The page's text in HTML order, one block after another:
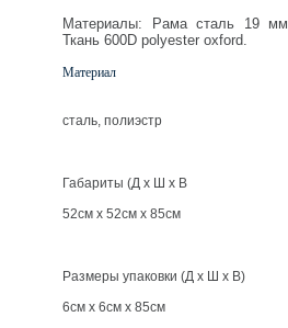
Материалы: Рама сталь 19 мм,
Ткань 600D polyester oxford.
Материал
сталь, полиэстр
Габариты (Д х Ш х В
52см x 52см x 85см
Размеры упаковки (Д х Ш х В)
6см x 6см x 85см